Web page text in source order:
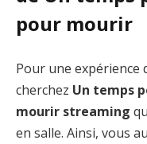
pour mourir
Pour une expérience
cherchez Un temps
mourir streaming
en salle. Ainsi, vous